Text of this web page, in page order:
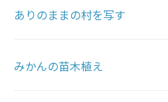
ありのままの村を写す
みかんの苗木植え